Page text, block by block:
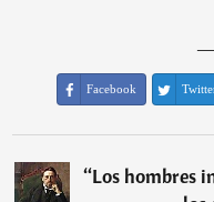
Facebook
“Los hombres